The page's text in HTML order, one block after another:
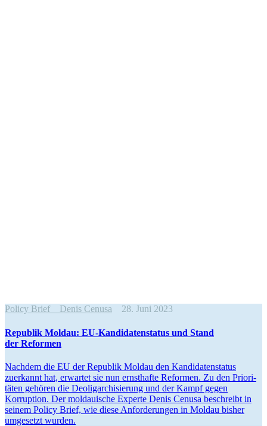
Policy Brief Denis Cenusa 28. Juni 2023
Republik Moldau: EU-Kandi­da­ten­status und Stand
der Reformen
Nachdem die EU der Republik Moldau den Kandi­da­ten­status
zuerkannt hat, erwartet sie nun ernst­hafte Reformen. Zu den Priori­
täten gehören die Deolig­ar­chi­sierung und der Kampf gegen
Korruption. Der moldauische Experte Denis Cenusa beschreibt in
seinem Policy Brief, wie diese Anfor­de­rungen in Moldau bisher
umgesetzt wurden.